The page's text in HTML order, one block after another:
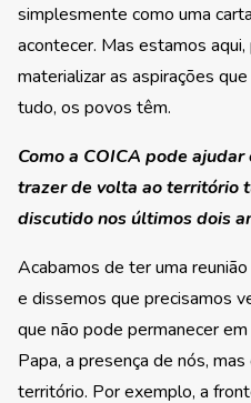
simplesmente como uma
acontecer. Mas estamos
materializar as aspirações
tudo, os povos têm.
Como a COICA pode
trazer de volta ao território
discutido nos últimos dois
Acabamos de ter uma
e dissemos que precisamos
que não pode permanecer
Papa, a presença de nós,
território. Por exemplo, a